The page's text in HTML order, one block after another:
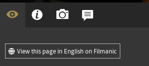
View this page in English on Filmanic